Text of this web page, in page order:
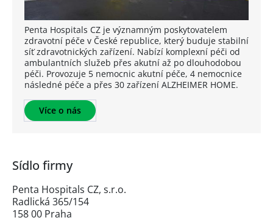
Penta Hospitals CZ je významným poskytovatelem
zdravotní péče v České republice, který buduje stabilní
síť zdravotnických zařízení. Nabízí komplexní péči od
ambulantních služeb přes akutní až po dlouhodobou
péči. Provozuje 5 nemocnic akutní péče, 4 nemocnice
následné péče a přes 30 zařízení ALZHEIMER HOME.
Více o nás
Sídlo firmy
Penta Hospitals CZ, s.r.o.
Radlická 365/154
158 00 Praha